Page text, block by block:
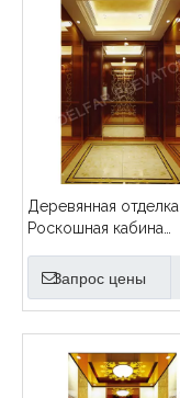
Деревянная отделка
Роскошная кабина
Запрос цены